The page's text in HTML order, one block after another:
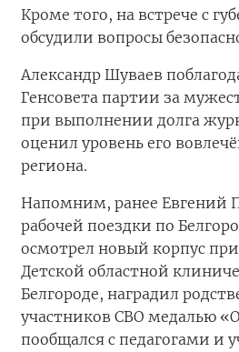
Кроме того, на встрече с
обсудили вопросы
Александр Шуваев
Генсовета партии за
при выполнении долга
оценил уровень его
региона.
Напомним, ранее Евгений
рабочей поездки по
осмотрел новый корпус
Детской областной
Белгороде, наградил
участников СВО медалью
пообщался с педагогами и